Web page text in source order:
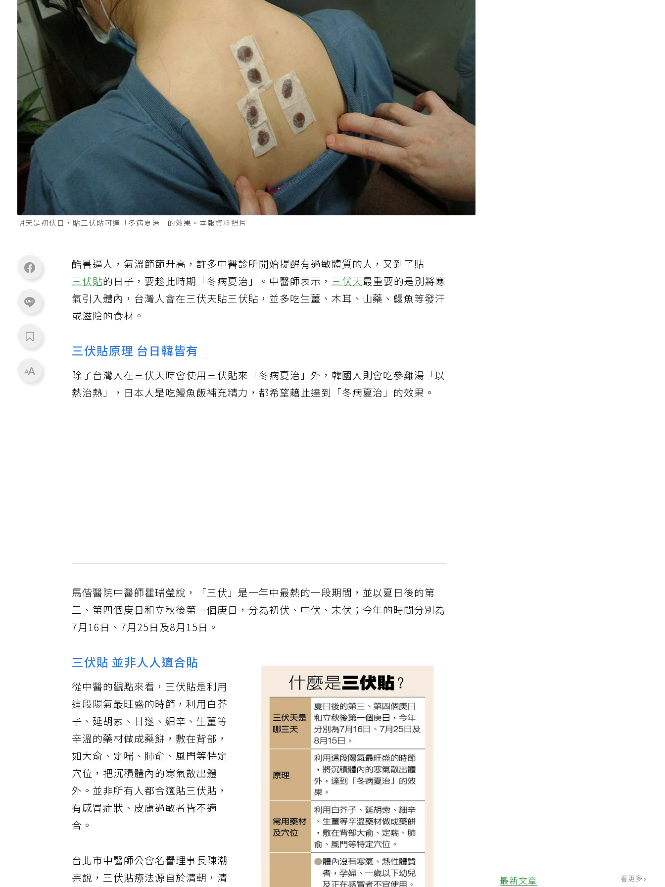
明天是初伏日，貼三伏貼可達「冬病夏治」的效果。本報資料照片
酷暑逼人，氣溫節節升高，許多中醫診所開始提醒有過敏體質的人，又到了貼
三伏貼的日子，要趁此時期「冬病夏治」。中醫師表示，三伏天最重要的是別將寒
氣引入體內，台灣人會在三伏天貼三伏貼，並多吃生薑、木耳、山藥、鰻魚等發汗
或滋陰的食材。
三伏貼原理 台日韓皆有
除了台灣人在三伏天時會使用三伏貼來「冬病夏治」外，韓國人則會吃參雞湯「以
熱治熱」，日本人是吃鰻魚飯補充精力，都希望藉此達到「冬病夏治」的效果。
馬偕醫院中醫師瞿瑞瑩說，「三伏」是一年中最熱的一段期間，並以夏日後的第
三、第四個庚日和立秋後第一個庚日，分為初伏、中伏、末伏；今年的時間分別為
7月16日、7月25日及8月15日。
三伏貼 並非人人適合貼
從中醫的觀點來看，三伏貼是利用
這段陽氣最旺盛的時節，利用白芥
子、延胡索、甘遂、細辛、生薑等
辛溫的藥材做成藥餅，敷在背部，
如大俞、定喘、肺俞、風門等特定
穴位，把沉積體內的寒氣散出體
外。並非所有人都合適貼三伏貼，
有感冒症狀、皮膚過敏者皆不適
合。
台北市中醫師公會名譽理事長陳潮
宗說，三伏貼療法源自於清朝，清